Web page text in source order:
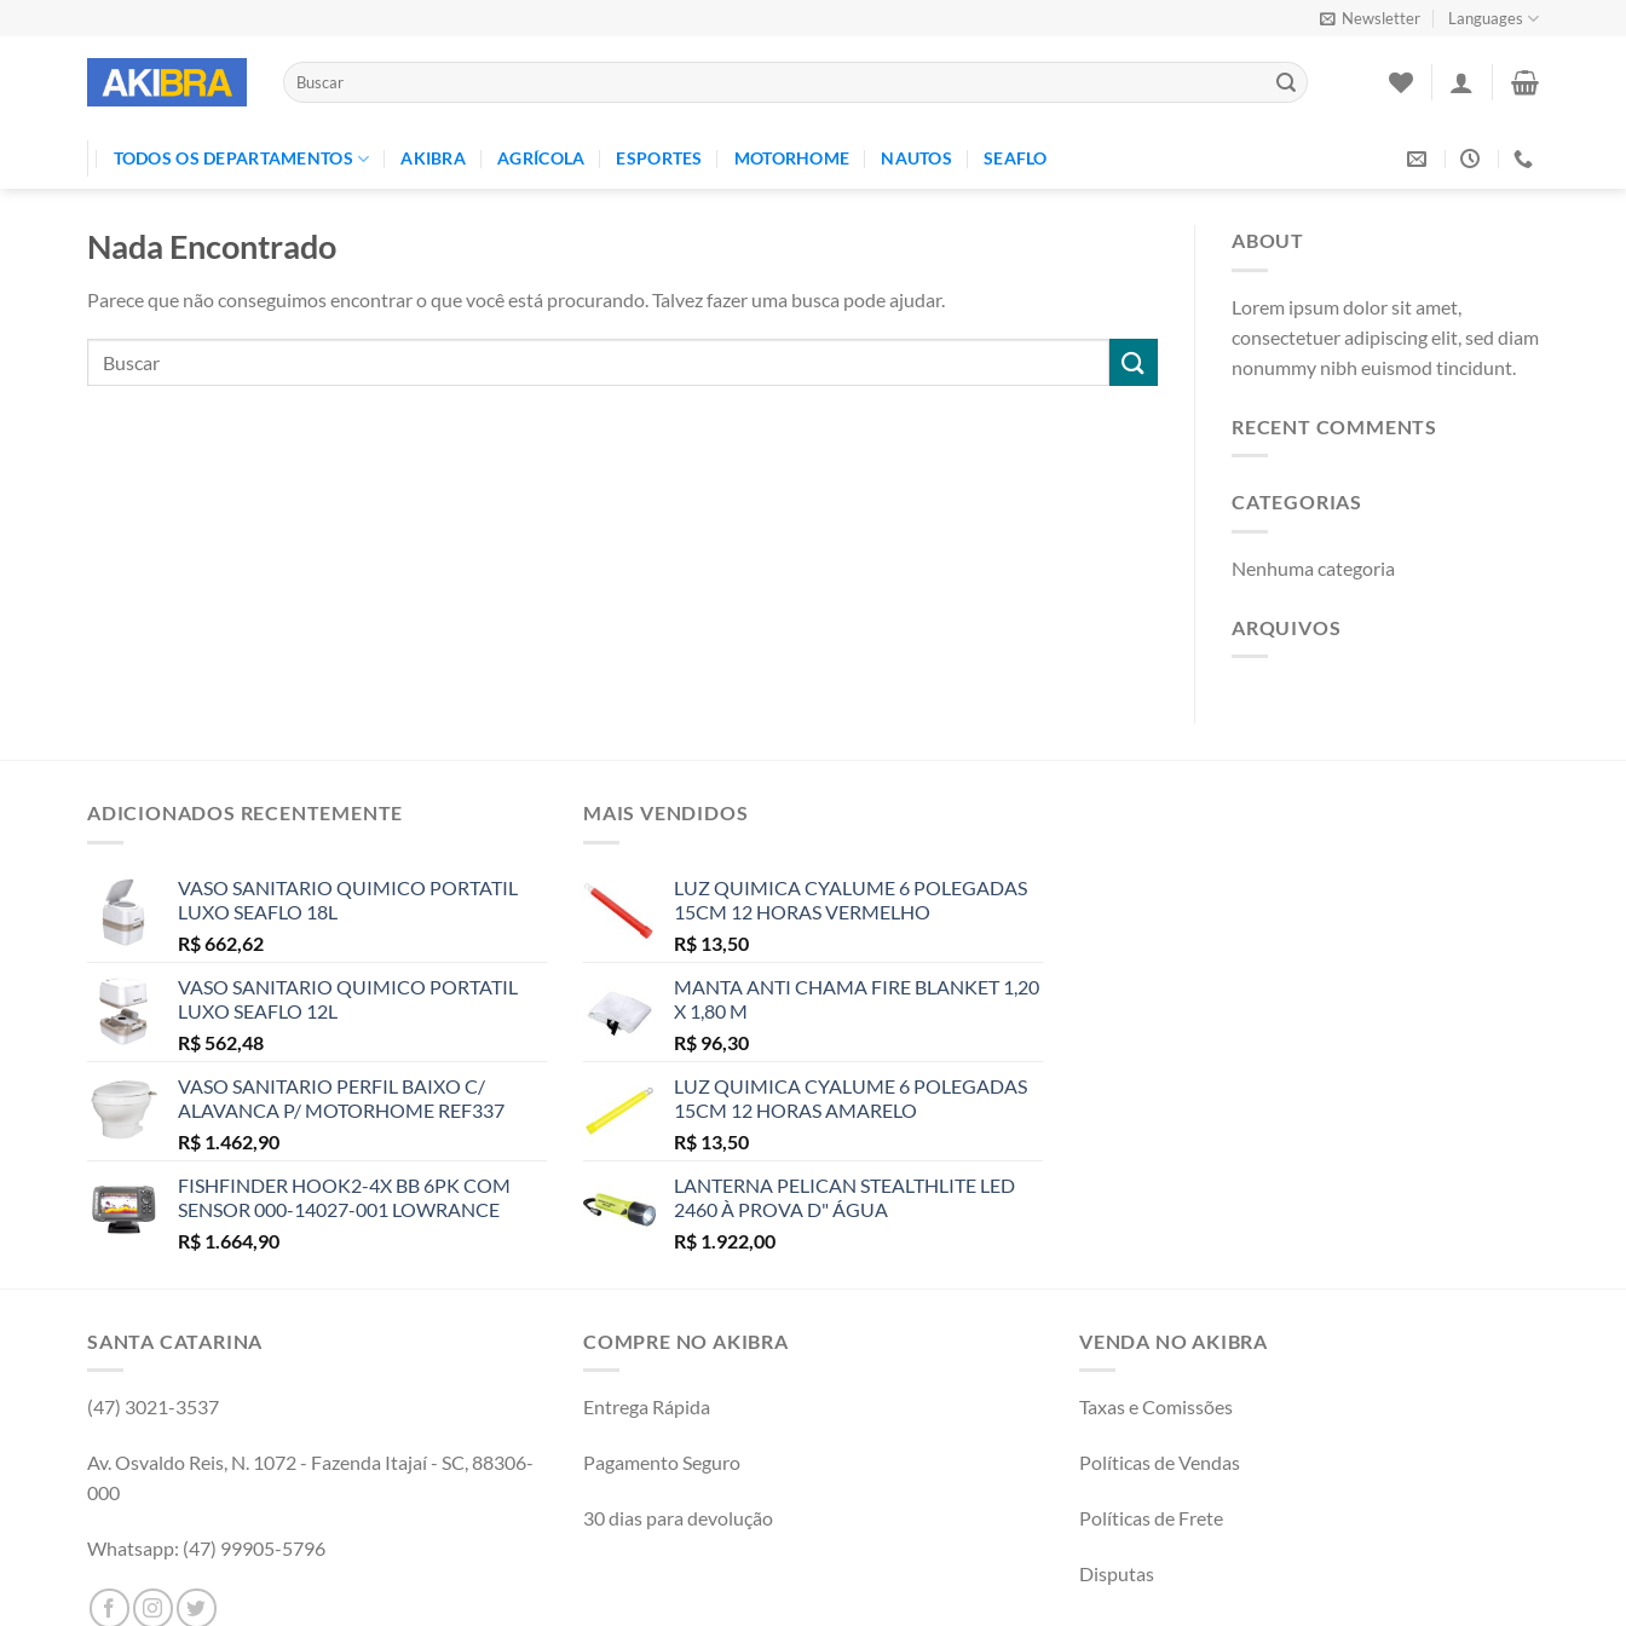
Newsletter Languages
Pesquisar
por:
TODOS OS DEPARTAMENTOS AKIBRA AGRÍCOLA ESPORTES MOTORHOME NAUTOS SEAFLO
Nada Encontrado
Parece que não conseguimos encontrar o que você está procurando. Talvez fazer uma busca pode ajudar.
ABOUT
Lorem ipsum dolor sit amet,
consectetuer adipiscing elit, sed diam
nonummy nibh euismod tincidunt.
RECENT COMMENTS
CATEGORIAS
Nenhuma categoria
ARQUIVOS
ADICIONADOS RECENTEMENTE
VASO SANITARIO QUIMICO PORTATIL
LUXO SEAFLO 18L
R$662,62
VASO SANITARIO QUIMICO PORTATIL
LUXO SEAFLO 12L
R$ 562,48
VASO SANITARIO PERFIL BAIXO C/
ALAVANCA P/ MOTORHOME REF337
R$ 1.462,90
FISHFINDER HOOK2-4X BB 6PK COM
SENSOR 000-14027-001 LOWRANCE
R$ 1.664,90
MAIS VENDIDOS
LUZ QUIMICA CYALUME 6 POLEGADAS
15CM 12 HORAS VERMELHO
R$ 13,50
MANTA ANTI CHAMA FIRE BLANKET 1,20
X 1,80 M
R$ 96,30
LUZ QUIMICA CYALUME 6 POLEGADAS
15CM 12 HORAS AMARELO
R$ 13,50
LANTERNA PELICAN STEALTHLITE LED
2460 À PROVA D" ÁGUA
R$ 1.922,00
SANTA CATARINA
(47) 3021-3537
Av. Osvaldo Reis, N. 1072 - Fazenda Itajaí - SC, 88306-
000
Whatsapp: (47) 99905-5796
COMPRE NO AKIBRA
Entrega Rápida
Pagamento Seguro
30 dias para devolução
VENDA NO AKIBRA
Taxas e Comissões
Políticas de Vendas
Políticas de Frete
Disputas